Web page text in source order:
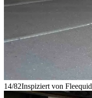
14/82Inspiziert von Fleequid